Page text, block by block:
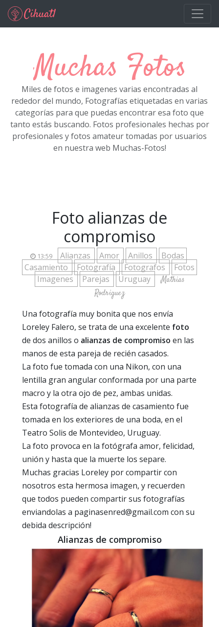
Ir al contenido principal
Muchas Fotos
Miles de fotos e imagenes varias encontradas al
rededor del mundo, Fotografías etiquetadas en varias
categorías para que puedas encontrar esa foto que
tanto estás buscando. Fotos profesionales hechas por
profesionales y fotos amateur tomadas por usuarios
en nuestra web Muchas-Fotos!
Foto alianzas de
compromiso
13:59 Alianzas Amor Anillos
Bodas
Casamiento
Fotografía Fotografos
Fotos
Imagenes
Parejas Uruguay
Mathias
Rodriguez
Una fotografía muy bonita que nos envía
Loreley Falero, se trata de una excelente foto
de dos anillos o alianzas de compromiso en las
manos de esta pareja de recién casados.
La foto fue tomada con una Nikon, con una
lentilla gran angular conformada por una parte
macro y la otra ojo de pez, ambas unidas.
Esta fotografía de alianzas de casamiento fue
tomada en los exteriores de una boda, en el
Teatro Solis de Montevideo, Uruguay.
La foto provoca en la fotógrafa amor, felicidad,
unión y hasta que la muerte los separe.
Muchas gracias Loreley por compartir con
nosotros esta hermosa imagen, y recuerden
que todos pueden compartir sus fotografías
enviandolas a paginasenred@gmail.com con su
debida descripción!
Alianzas de compromiso